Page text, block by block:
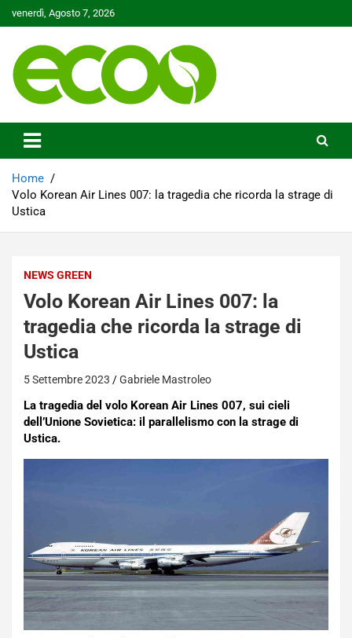
to
venerdì, Agosto 7, 2026
Ecoo.it
Home
Volo Korean Air Lines 007: la tragedia che ricorda la strage di
Ustica
NEWS GREEN
Volo Korean Air Lines 007: la
tragedia che ricorda la strage di
Ustica
5 Settembre 2023 Gabriele Mastroleo
La tragedia del volo Korean Air Lines 007, sui cieli
dell’Unione Sovietica: il parallelismo con la strage di
Ustica.